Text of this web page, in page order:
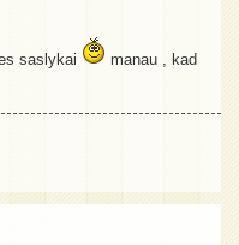
saslykai
manau , kad